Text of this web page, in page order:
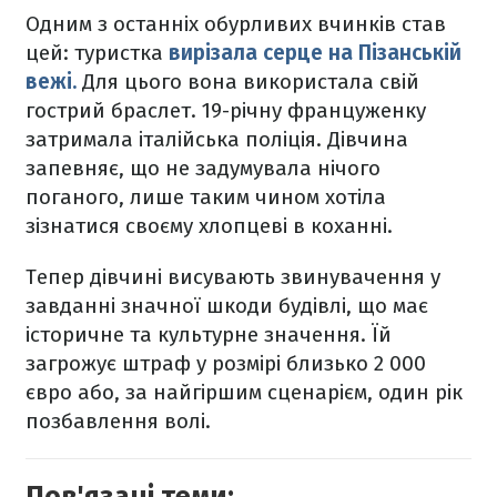
Одним з останніх обурливих вчинків став
цей: туристка вирізала серце на Пізанській
вежі. Для цього вона використала свій
гострий браслет. 19-річну француженку
затримала італійська поліція. Дівчина
запевняє, що не задумувала нічого
поганого, лише таким чином хотіла
зізнатися своєму хлопцеві в коханні.
Тепер дівчині висувають звинувачення у
завданні значної шкоди будівлі, що має
історичне та культурне значення. Їй
загрожує штраф у розмірі близько 2 000
євро або, за найгіршим сценарієм, один рік
позбавлення волі.